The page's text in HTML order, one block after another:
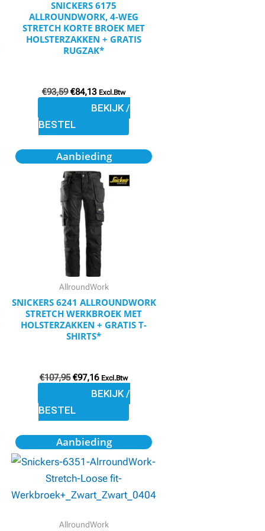
SNICKERS 6175
ALLROUNDWORK, 4-WEG
STRETCH KORTE BROEK MET
HOLSTERZAKKEN + GRATIS
RUGZAK*
€93,59 €84,13 Excl.Btw
BEKIJK /
BESTEL
worden
op
de
Aanbieding
AllroundWork
SNICKERS 6241 ALLROUNDWORK
STRETCH WERKBROEK MET
HOLSTERZAKKEN + GRATIS T-
SHIRTS*
€107,95
Oorspronkelijke
prijs
was:
€107,95.
€97,16
Huidige
prijs
is:
€97,16.
Excl.Btw
BEKIJK /
BESTEL
Dit
product
heeft
meerdere
variaties.
Deze
optie
kan
gekozen
worden
op
de
Aanbieding
AllroundWork
Oorspronkelijke
prijs
was:
Huidige
prijs
is:
Dit
product
meerdere
Deze